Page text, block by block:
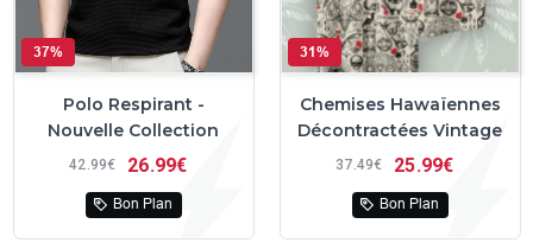
37%
Polo Respirant -
Nouvelle Collection
42 99€ 26 99€
Bon Plan
31%
Chemises Hawaïennes
Décontractées Vintage
37 49€ 25 99€
Bon Plan